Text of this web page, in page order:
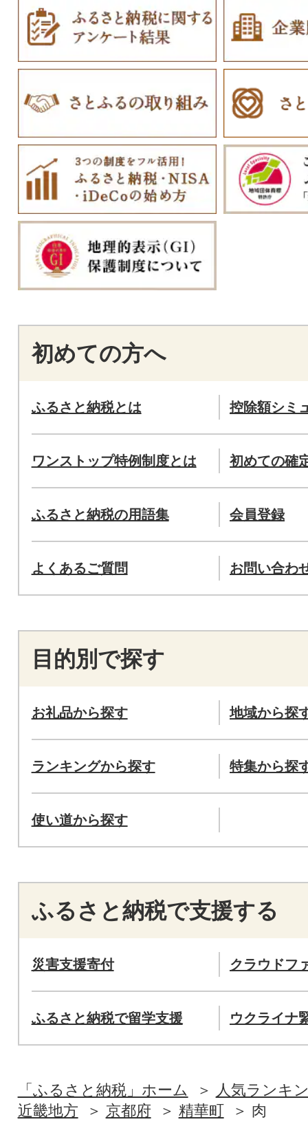
初めての方へ
ふるさと納税とは 控除額シミ
ワンストップ特例制度とは 初めての確
ふるさと納税の用語集 会員登録
よくあるご質問 お問い合わ
目的別で探す
お礼品から探す 地域から探
ランキングから探す 特集から探
使い道から探す
ふるさと納税で支援する
災害支援寄付 クラウドフ
ふるさと納税で留学支援 ウクライナ
「ふるさと納税」ホーム
人気ランキ
近畿地方
京都府 精華町 肉